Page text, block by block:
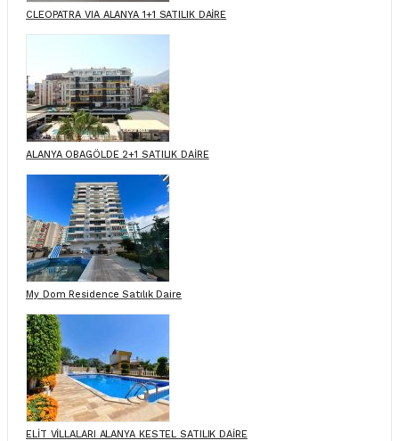
CLEOPATRA VIA ALANYA 1+1 SATILIK DAİRE
ALANYA OBAGÖLDE 2+1 SATILIK DAİRE
My Dom Residence Satılık Daire
ELİT VİLLALARI ALANYA KESTEL SATILIK DAİRE